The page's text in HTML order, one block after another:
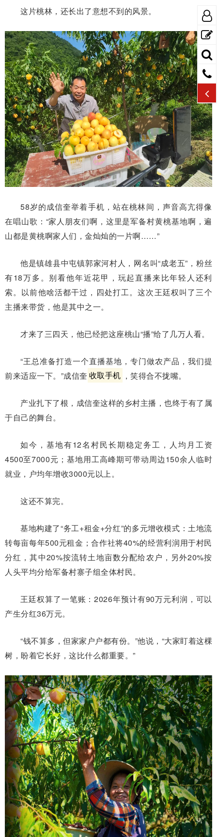
这片桃林，还长出了意想不到的风景。
58岁的成信奎举着手机，站在桃林间，声音高亢得像
在唱山歌：“家人朋友们啊，这里是军备村黄桃基地啊，遍
山都是黄桃啊家人们，金灿灿的一片啊……”
他是镇雄县中屯镇郭家河村人，网名叫“成老五”，粉丝
有18万多。别看他年近花甲，玩起直播来比年轻人还利
索。以前他啥活都干过，四处打工。这次王廷权叫了三个
主播来带货，他是其中之一。
才来了三四天，他已经把这座桃山“播”给了几万人看。
“王总准备打造一个直播基地，专门做农产品，我们提
前来适应一下。”成信奎 收取手机 ，笑得合不拢嘴。
产业扎下了根，成信奎这样的乡村主播，也终于有了属
于自己的舞台。
如今，基地有12名村民长期稳定务工，人均月工资
4500至7000元；基地用工高峰期可带动周边150余人临时
就业，户均年增收3000元以上。
这还不算完。
基地构建了“务工+租金+分红”的多元增收模式：土地流
转每亩每年500元租金；合作社将40%的经营利润用于村民
分红，其中20%按流转土地亩数分配给农户，另外20%按
人头平均分给军备村寨子组全体村民。
王廷权算了一笔账：2026年预计有90万元利润，可以
产生分红36万元。
“钱不算多，但家家户户都有份。”他说，“大家盯着这棵
树，盼着它长好，这比什么都重要。”